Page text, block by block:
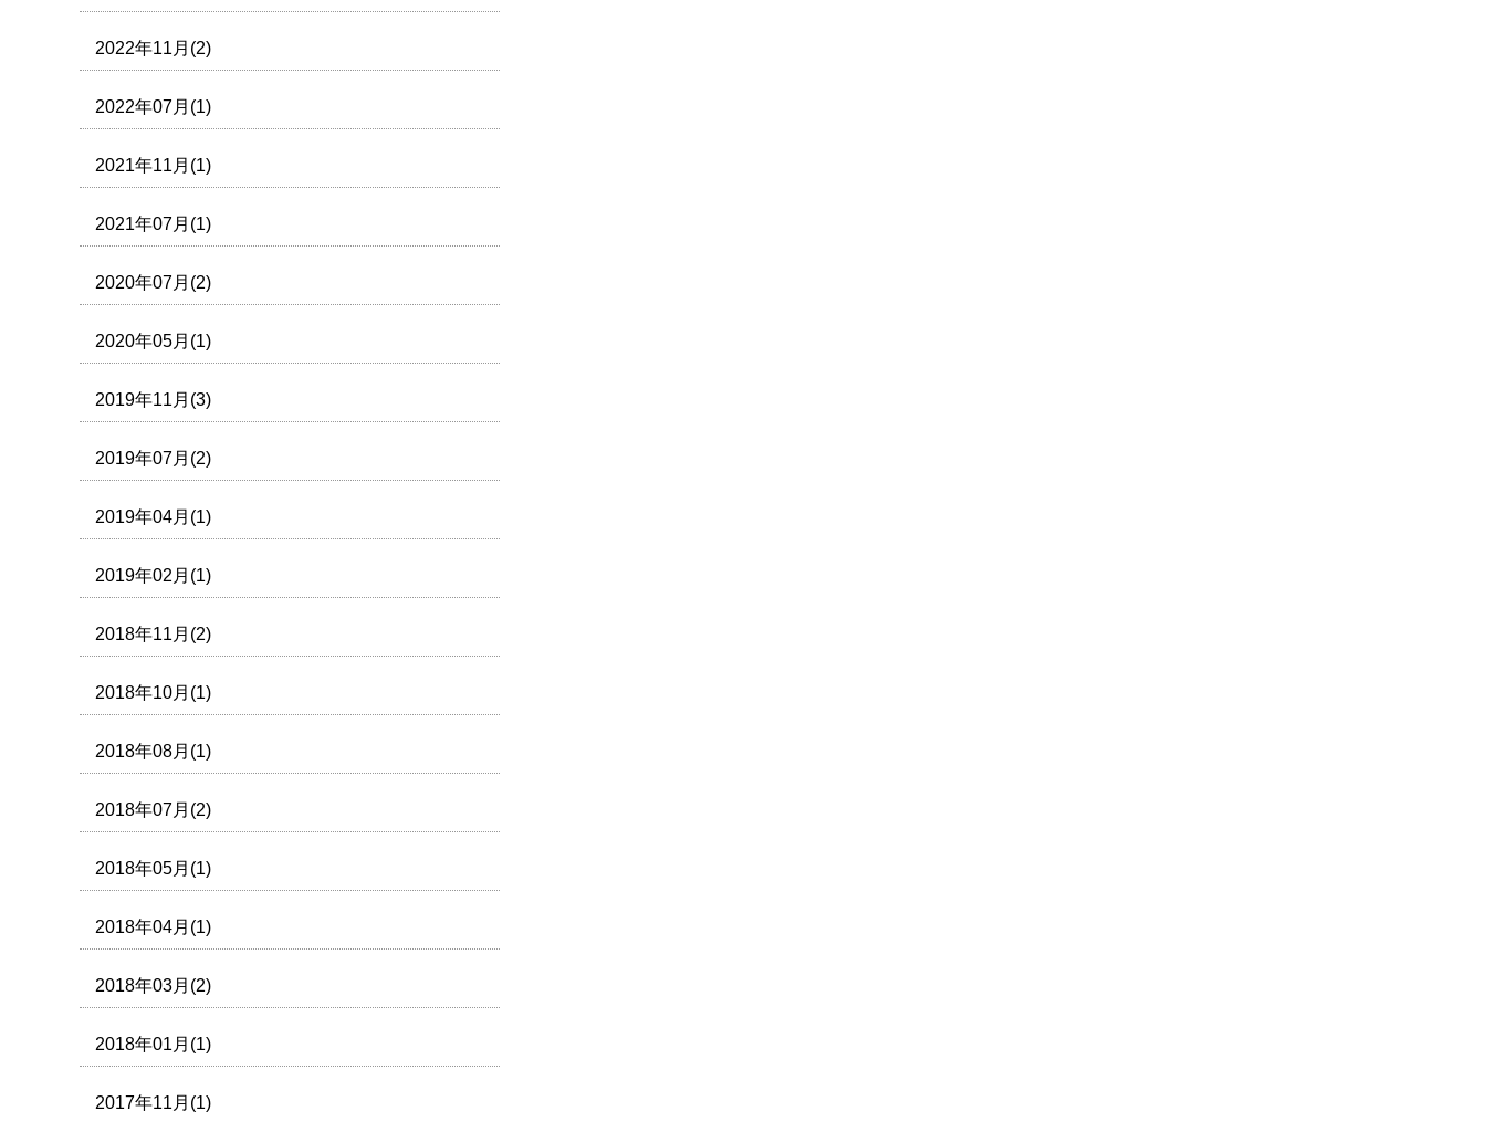
2022年11月(2)
2022年07月(1)
2021年11月(1)
2021年07月(1)
2020年07月(2)
2020年05月(1)
2019年11月(3)
2019年07月(2)
2019年04月(1)
2019年02月(1)
2018年11月(2)
2018年10月(1)
2018年08月(1)
2018年07月(2)
2018年05月(1)
2018年04月(1)
2018年03月(2)
2018年01月(1)
2017年11月(1)